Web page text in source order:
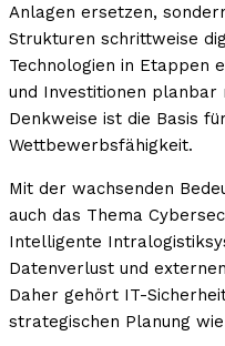
Anlagen ersetzen,
Strukturen schrittweise
Technologien in Etappen
und Investitionen planbar
Denkweise ist die Basis
Wettbewerbsfähigkeit.
Mit der wachsenden
auch das Thema
Intelligente
Datenverlust und
Daher gehört IT-
strategischen Planung